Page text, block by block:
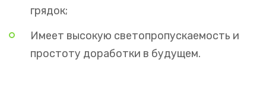
грядок;
Имеет высокую светопропускаемость и
простоту доработки в будущем.